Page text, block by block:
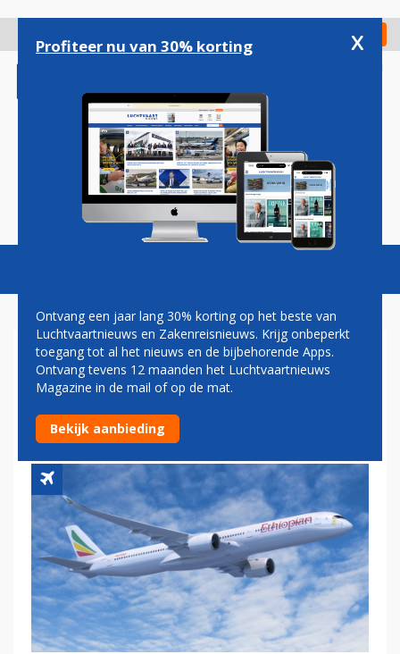
gaan
Check in
Magazine Podcasts Vacatures
ETHIOPIAN AIRLINES EERSTE
AFRIKAANSE KLANT VOOR
AIRBUS A350-1000
Profiteer nu van 30% korting x
Ontvang een jaar lang 30% korting op het beste van
Luchtvaartnieuws en Zakenreisnieuws. Krijg onbeperkt
toegang tot al het nieuws en de bijbehorende Apps.
Ontvang tevens 12 maanden het Luchtvaartnieuws
Magazine in de mail of op de mat.
Bekijk aanbieding